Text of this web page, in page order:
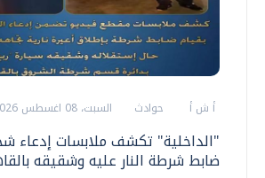
أ ش أ حوادث السبت، 08 اغسطس 2026 10:45 م
"الداخلية" تكشف ملابسات إدعاء
ضابط شرطة النار عليه وشقيقه